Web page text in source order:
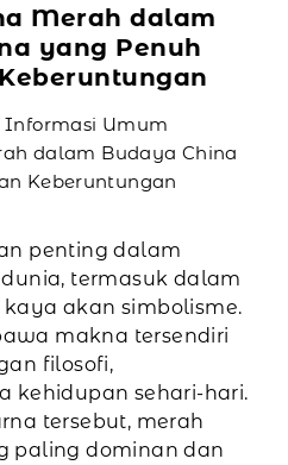
Merah dalam
yang Penuh
Informasi Umum
dalam Budaya China
Keberuntungan
penting dalam
termasuk dalam
akan simbolisme.
makna tersendiri
filosofi,
kehidupan sehari-hari.
tersebut, merah
paling dominan dan